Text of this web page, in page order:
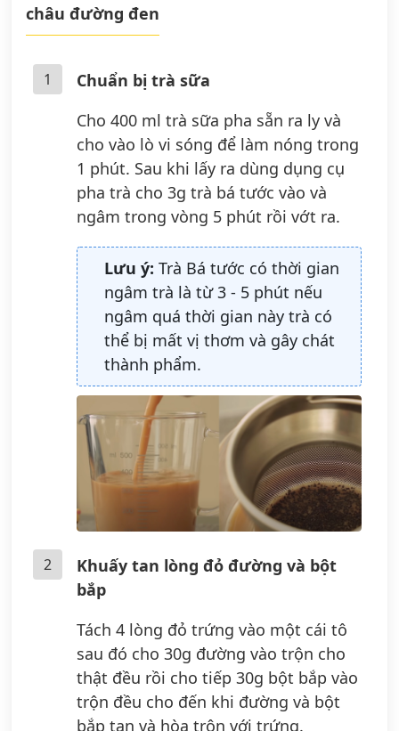
châu đường đen
1
Chuẩn bị trà sữa
Cho 400 ml trà sữa pha sẵn ra ly và
cho vào lò vi sóng để làm nóng trong
1 phút. Sau khi lấy ra dùng dụng cụ
pha trà cho 3g trà bá tước vào và
ngâm trong vòng 5 phút rồi vớt ra.
Lưu ý: Trà Bá tước có thời gian
ngâm trà là từ 3 - 5 phút nếu
ngâm quá thời gian này trà có
thể bị mất vị thơm và gây chát
thành phẩm.
2
Khuấy tan lòng đỏ đường và bột
bắp
Tách 4 lòng đỏ trứng vào một cái tô
sau đó cho 30g đường vào trộn cho
thật đều rồi cho tiếp 30g bột bắp vào
trộn đều cho đến khi đường và bột
bắp tan và hòa trộn với trứng.